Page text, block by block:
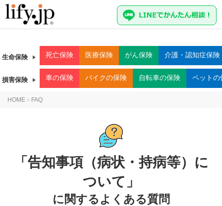
生命保険 死亡保険 医療保険 がん保険 介護・認知症保険
損害保険 車の保険 バイクの保険 自転車の保険 ペットの
HOME > FAQ
「告知事項（病状・持病等）に
ついて」
に関するよくある質問